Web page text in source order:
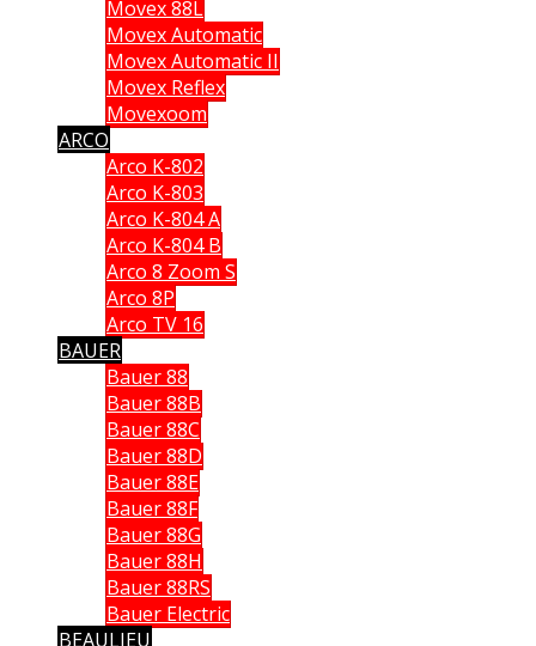
Movex 88L
Movex Automatic
Movex Automatic II
Movex Reflex
Movexoom
ARCO
Arco K-802
Arco K-803
Arco K-804 A
Arco K-804 B
Arco 8 Zoom S
Arco 8P
Arco TV 16
BAUER
Bauer 88
Bauer 88B
Bauer 88C
Bauer 88D
Bauer 88E
Bauer 88F
Bauer 88G
Bauer 88H
Bauer 88RS
Bauer Electric
BEAULIEU